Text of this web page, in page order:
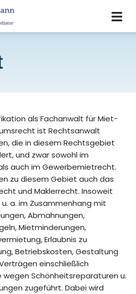
als Fachanwalt für Miet-
ist Rechtsanwalt
die in diesem Rechtsgebiet
und zwar sowohl im
auch im Gewerbemietrecht.
zu diesem Gebiet auch das
und Maklerrecht. Insoweit
a. im Zusammenhang mit
Abmahnungen,
Mietminderungen,
Erlaubnis zu
Betriebskosten, Gestaltung
einschließlich
Schönheitsreparaturen u.
zugeführt. Dabei wird